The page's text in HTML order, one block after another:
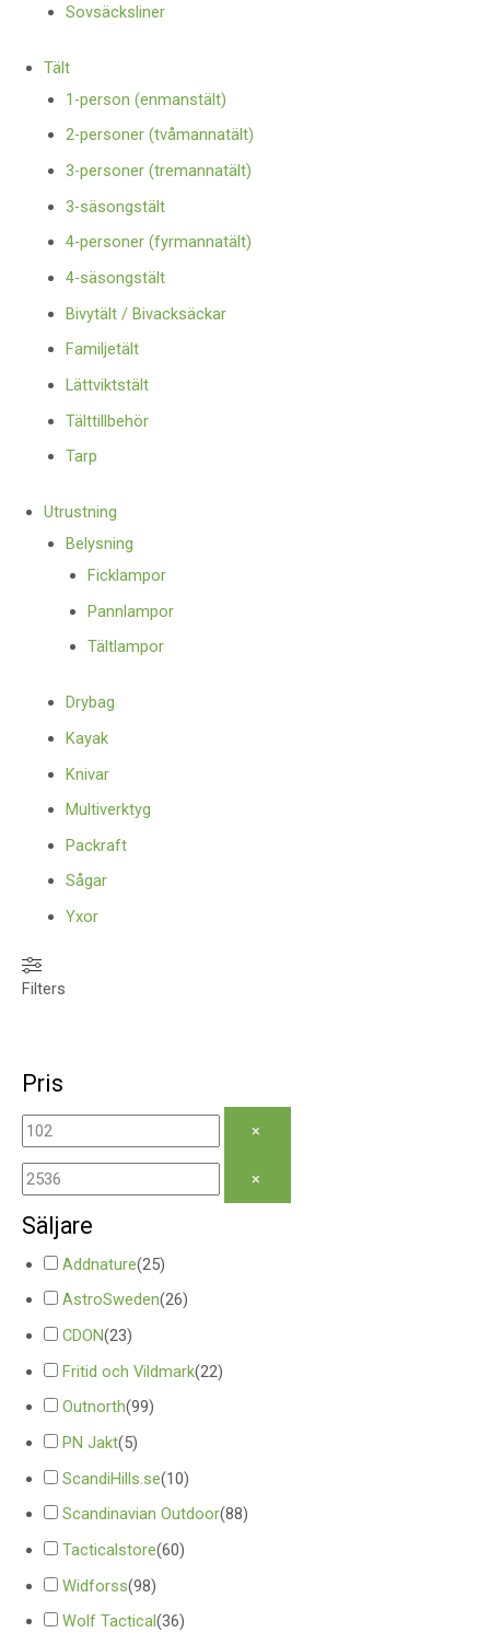
Sovsäcksliner
Tält
1-person (enmanstält)
2-personer (tvåmannatält)
3-personer (tremannatält)
3-säsongstält
4-personer (fyrmannatält)
4-säsongstält
Bivytält / Bivacksäckar
Familjetält
Lättviktstält
Tälttillbehör
Tarp
Utrustning
Belysning
Ficklampor
Pannlampor
Tältlampor
Drybag
Kayak
Knivar
Multiverktyg
Packraft
Sågar
Yxor
Filters
Pris
×
×
Säljare
Addnature(25)
AstroSweden(26)
CDON(23)
Fritid och Vildmark(22)
Outnorth(99)
PN Jakt(5)
ScandiHills.se(10)
Scandinavian Outdoor(88)
Tacticalstore(60)
Widforss(98)
Wolf Tactical(36)